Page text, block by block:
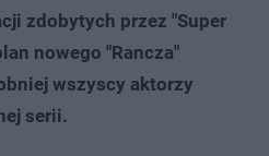
zdobytych przez "Super
nowego "Rancza"
wszyscy aktorzy
serii.